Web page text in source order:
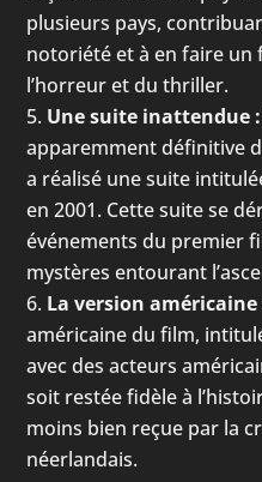
plusieurs pays,
notoriété et à en faire un
l’horreur et du thriller.
Une suite inattendue :
apparemment définitive
a réalisé une suite
en 2001. Cette suite se
événements du premier
mystères entourant
La version américaine
américaine du film,
avec des acteurs
soit restée fidèle à
moins bien reçue par la
néerlandais.